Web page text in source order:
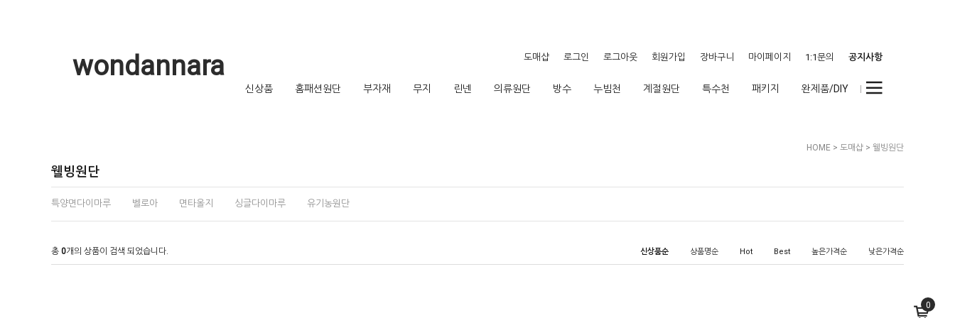
wondannara 도매샵 로그인 로그아웃 회원가입 장바구니 마이페이지 1:1문의 공지사항
신상품 홈패션원단 부자재 무지 린넨 의류원단 방수 누빔천 계절원단 특수천 패키지 완제품/DIY
0
HOME > 도매샵 > 웰빙원단
웰빙원단
특양면다이마루 벨로아 면타올지 싱글다이마루 유기농원단
총 0개의 상품이 검색 되었습니다. 신상품순 상품명순 Hot Best 높은가격순 낮은가격순